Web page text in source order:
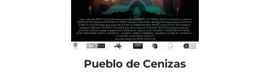
Pueblo de Cenizas